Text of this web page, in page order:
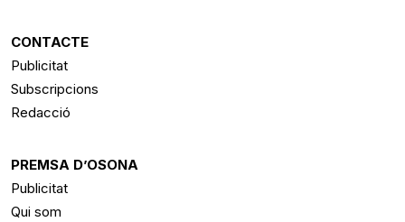
CONTACTE
Publicitat
Subscripcions
Redacció
PREMSA D’OSONA
Publicitat
Qui som